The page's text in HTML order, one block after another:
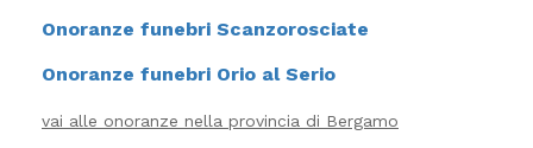
Onoranze funebri Scanzorosciate
Onoranze funebri Orio al Serio
vai alle onoranze nella provincia di Bergamo